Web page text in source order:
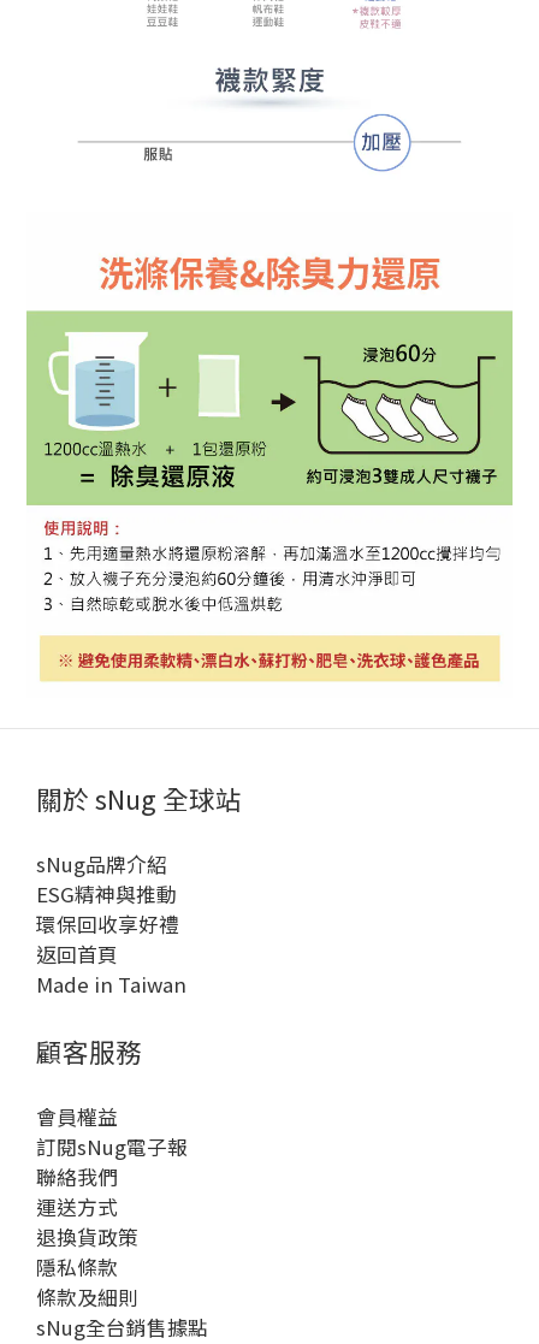
關於 sNug 全球站
sNug品牌介紹
ESG精神與推動
環保回收享好禮
返回首頁
Made in Taiwan
顧客服務
會員權益
訂閱sNug電子報
聯絡我們
運送方式
退換貨政策
隱私條款
條款及細則
sNug全台銷售據點